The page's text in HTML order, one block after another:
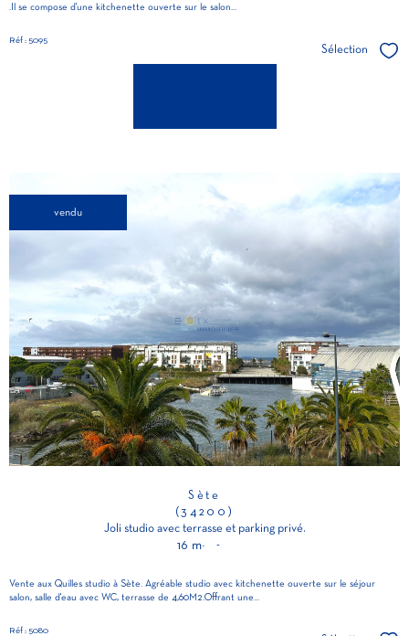
.Il se compose d'une kitchenette ouverte sur le salon...
Réf : 5095
Sélection
vendu
Sète
(34200)
Joli studio avec terrasse et parking privé.
16 m² -
Vente aux Quilles studio à Sète. Agréable studio avec kitchenette ouverte sur le séjour
salon, salle d'eau avec WC, terrasse de 4,60M2.Offrant une...
Réf : 5080